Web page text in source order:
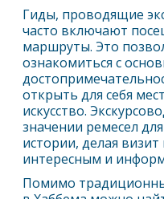
Гиды, проводящие
часто включают
маршруты. Это
ознакомиться с
открыть для себя
искусство.
значении ремесел
истории, делая
интересным и
Помимо